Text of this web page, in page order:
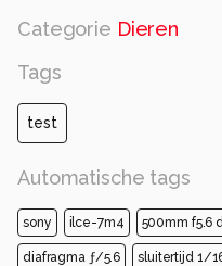
Categorie Dieren
Tags
test
Automatische tags
sony ilce-7m4 500mm f5.6
diafragma ƒ/5.6 sluitertijd 1/